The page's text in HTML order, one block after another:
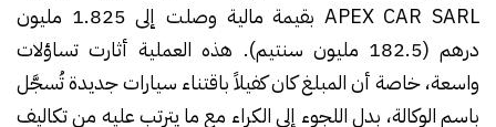
APEX CAR SARL بقيمة مالية وصلت إلى 1.825 مليون
درهم (182.5 مليون سنتيم). هذه العملية أثارت تساؤلات
واسعة، خاصة أن المبلغ كان كفيلاً باقتناء سيارات جديدة تُسجَّل
باسم الوكالة، بدل اللجوء إلى الكراء مع ما يترتب عليه من تكاليف